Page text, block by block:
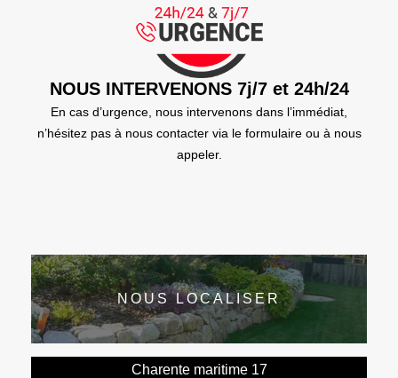
NOUS INTERVENONS 7j/7 et 24h/24
En cas d’urgence, nous intervenons dans l’immédiat,
n’hésitez pas à nous contacter via le formulaire ou à nous
appeler.
NOUS LOCALISER
Charente maritime 17